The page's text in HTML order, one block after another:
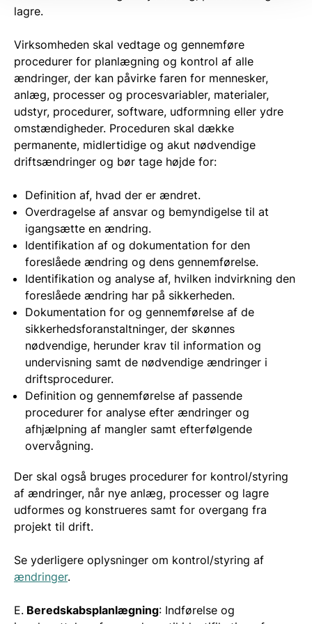
lagre.
Virksomheden skal vedtage og gennemføre
procedurer for planlægning og kontrol af alle
ændringer, der kan påvirke faren for mennesker,
anlæg, processer og procesvariabler, materialer,
udstyr, procedurer, software, udformning eller ydre
omstændigheder. Proceduren skal dække
permanente, midlertidige og akut nødvendige
driftsændringer og bør tage højde for:
Definition af, hvad der er ændret.
Overdragelse af ansvar og bemyndigelse til at
igangsætte en ændring.
Identifikation af og dokumentation for den
foreslåede ændring og dens gennemførelse.
Identifikation og analyse af, hvilken indvirkning den
foreslåede ændring har på sikkerheden.
Dokumentation for og gennemførelse af de
sikkerhedsforanstaltninger, der skønnes
nødvendige, herunder krav til information og
undervisning samt de nødvendige ændringer i
driftsprocedurer.
Definition og gennemførelse af passende
procedurer for analyse efter ændringer og
afhjælpning af mangler samt efterfølgende
overvågning.
Der skal også bruges procedurer for kontrol/styring
af ændringer, når nye anlæg, processer og lagre
udformes og konstrueres samt for overgang fra
projekt til drift.
Se yderligere oplysninger om kontrol/styring af
ændringer.
E. Beredskabsplanlægning: Indførelse og